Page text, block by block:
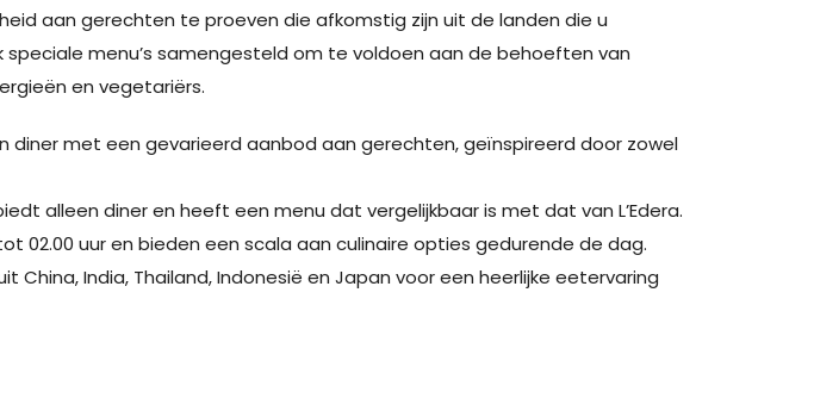
aan gerechten te proeven die afkomstig zijn uit de landen die u
menu’s samengesteld om te voldoen aan de behoeften van
en vegetariërs.
diner met een gevarieerd aanbod aan gerechten, geïnspireerd door zowel
alleen diner en heeft een menu dat vergelijkbaar is met dat van L’Edera.
02.00 uur en bieden een scala aan culinaire opties gedurende de dag.
India, Thailand, Indonesië en Japan voor een heerlijke eetervaring